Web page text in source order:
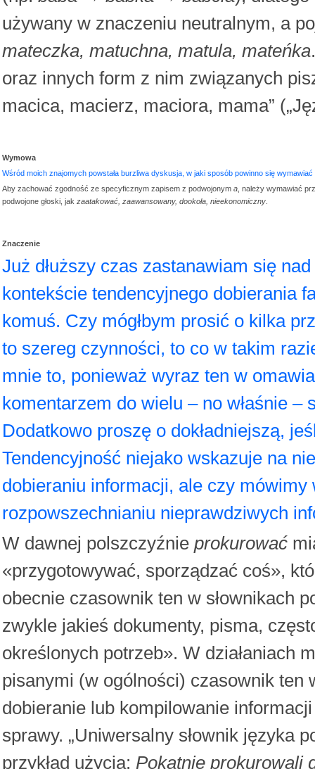
używany w znaczeniu neutralnym, a
mateczka, matuchna, matula, mateńka
oraz innych form z nim związanych
macica, macierz, maciora, mama”
Wymowa
Wśród moich znajomych powstała burzliwa dyskusja, w jaki sposób powinno się wymawiać
Aby zachować zgodność ze specyficznym zapisem z podwojonym a , należy wymawiać
podwojone głoski, jak zaatakować, zaawansowany, dookoła, nieekonomiczny
Znaczenie
Już dłuższy czas zastanawiam się
kontekście tendencyjnego dobierania
komuś. Czy mógłbym prosić o kilka
to szereg czynności, to co w takim
mnie to, ponieważ wyraz ten w
komentarzem do wielu – no właśnie –
Dodatkowo proszę o dokładniejszą,
Tendencyjność niejako wskazuje na
dobieraniu informacji, ale czy mówimy
rozpowszechnianiu nieprawdziwych
W dawnej polszczyźnie prokurować
«przygotowywać, sporządzać coś»,
obecnie czasownik ten w słownikach
zwykle jakieś dokumenty, pisma,
określonych potrzeb». W działaniach
pisanymi (w ogólności) czasownik ten
dobieranie lub kompilowanie
sprawy. „Uniwersalny słownik języka
przykład użycia: Pokątnie prokurowali